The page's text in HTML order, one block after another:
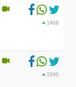
1468
1095